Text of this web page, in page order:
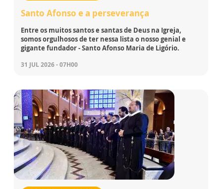
Santo Afonso e a perseverança
Entre os muitos santos e santas de Deus na Igreja,
somos orgulhosos de ter nessa lista o nosso genial e
gigante fundador - Santo Afonso Maria de Ligório.
31 JUL 2026 - 07H00